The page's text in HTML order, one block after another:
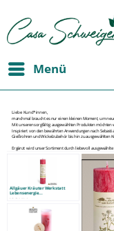
Menü
Liebe Kund*innen,
manchmal braucht es nur einen kleinen Moment, um
Mit unseren sorgfältig ausgewählten Produkten möchten
Inspiriert von den bewährten Anwendungen nach
Gießrohren und Wickelzubehör bis hin zu ausgewählten
Ergänzt wird unser Sortiment durch liebevoll
Geschenkideen oder stilvolle Wohnaccessoires –
Bei Fragen beraten wir Sie gerne telefonisch unter 0 82
Folgen Sie uns auch auf Facebook und Instagram –
Wohlbefinden und Lebensfreude.
Ihre Maria Liedl mit Team
Allgäuer Kräuter Werkstatt
Lebensenergie...
Inhalt